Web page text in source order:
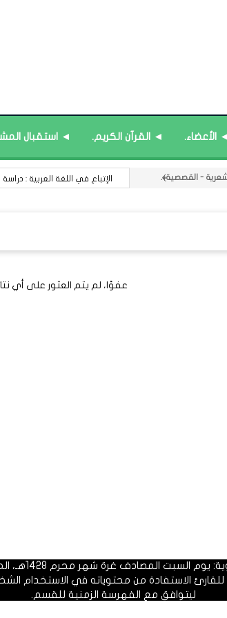
◄ الأعضاء. ◄ القرآن الكريم. ◄ استقبال
الإتباع في اللغة العربية :
عفوًا، لم يتم العثور على أي
غرة شهر محرم 1428هـ، الموافق العشرون من شهر يناير 2007م.
الاستفادة من محتوياته في الاستخدام
ليتوافق مع الفهرسة الزمنية للقسم.